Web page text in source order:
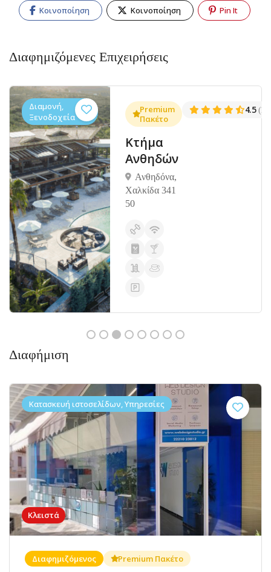
Κοινοποίηση Κοινοποίηση Pin It
Διαφημιζόμενες Επιχειρήσεις
(1381)
Διαμονή,
Ξενοδοχεία
Premium
Πακέτο
Κτήμα
Ανθηδών
Ανθηδόνα,
Χαλκίδα 341
50
4.5
Διαφήμιση
Κλειστά
Κατασκευή ιστοσελίδων, Υπηρεσίες
Διαφημιζόμενος Premium Πακέτο